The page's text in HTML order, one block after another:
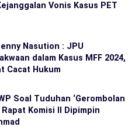
Vonis Kasus PET
Nasution : JPU
dalam Kasus MFF 2024,
Cacat Hukum
Soal Tuduhan ‘Gerombolan
Komisi II Dipimpin